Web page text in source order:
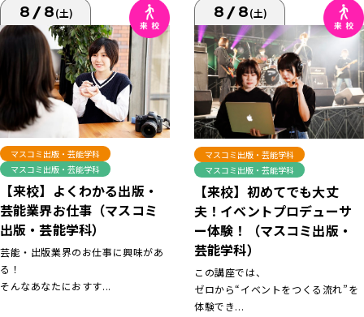
8/8(土)
マスコミ出版・芸能学科
マスコミ出版・芸能学科
【来校】よくわかる出版・
芸能業界お仕事（マスコミ
出版・芸能学科）
芸能・出版業界のお仕事に興味があ
る！
そんなあなたにおすす...
8/8(土)
マスコミ出版・芸能学科
マスコミ出版・芸能学科
【来校】初めてでも大丈
夫！イベントプロデューサ
ー体験！（マスコミ出版・
芸能学科）
この講座では、
ゼロから“イベントをつくる流れ”を
体験でき...